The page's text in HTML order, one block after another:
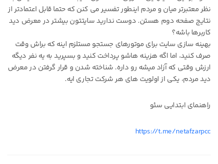
نظر معتبرتر میان و مردم اینطور تفسیر می کنن که حتما قابل اعتمادتر از
نتایج صفحه دوم هستن. دوست ندارید سایتتون بیشتر در معرض دید
کاربرها باشه؟
بهینه سازی سایت برای موتورهای جستجو مستلزم اینه که براش وقت
صرف کنید، اما اگه هزینه هاشو پرداخت کنید و بسپرید به یه نفر دیگه
ارزش وقتی که آزاد میشه رو داره. شناخته شدن و قرار گرفتن در معرض
دید مردم، یکی از اولویت های هر شرکت تجاری ایه.
راهنمای ابتدایی سئو
https://t.me/netafzarpcc